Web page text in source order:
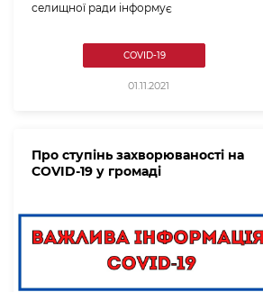
селищної ради інформує
COVID-19
01.11.2021
Про ступінь захворюваності на
COVID-19 у громаді